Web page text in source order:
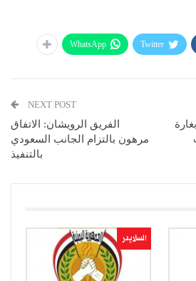
Twitter
WhatsApp
NEXT POST
الفريق الرويشان: الاتفاق
مرهون بالتزام الجانب السعودي
بالتنفيذ
السلايدر